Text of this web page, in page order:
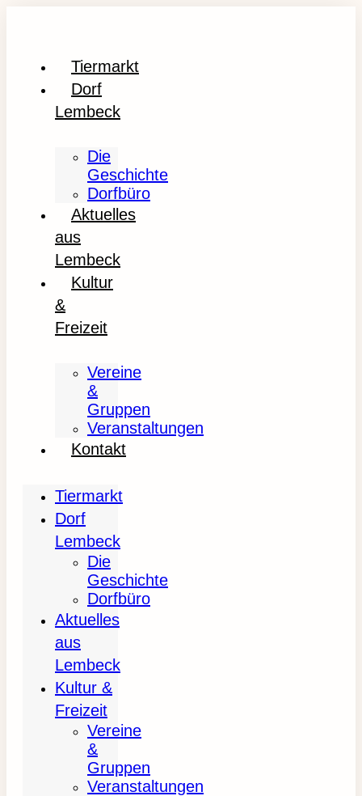
Tiermarkt
Dorf
Lembeck
Die
Geschichte
Dorfbüro
Aktuelles
aus
Lembeck
Kultur
&
Freizeit
Vereine
&
Gruppen
Veranstaltungen
Kontakt
Tiermarkt
Dorf
Lembeck
Die
Geschichte
Dorfbüro
Aktuelles
aus
Lembeck
Kultur &
Freizeit
Vereine
&
Gruppen
Veranstaltungen